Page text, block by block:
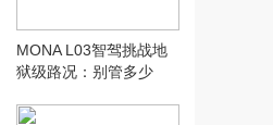
MONA L03智驾挑战地
狱级路况：别管多少
驾